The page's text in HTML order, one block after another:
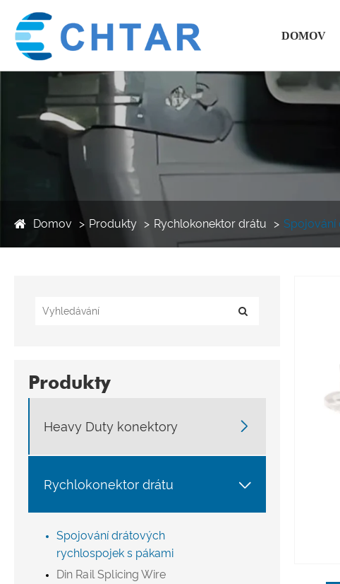
DOMOV
Domov Produkty Rychlokonektor drátu Spojování
Produkty
Heavy Duty konektory 
Rychlokonektor drátu 
Spojování drátových
rychlospojek s pákami
Din Rail Splicing Wire